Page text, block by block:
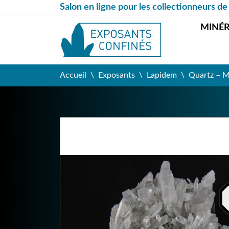
Salon en ligne pour les collectionneurs
Accueil Exposants Lapidem Quartz –